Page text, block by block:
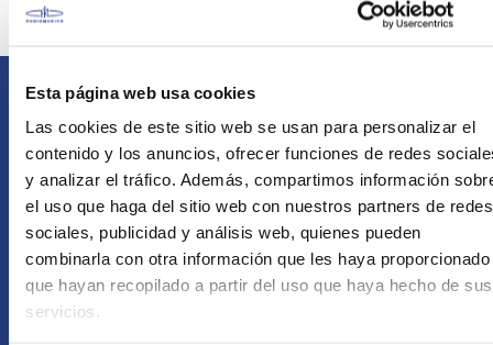
Esta página web usa cookies
Las cookies de este sitio web se usan para personalizar el
contenido y los anuncios, ofrecer funciones de redes
y analizar el tráfico. Además, compartimos información
el uso que haga del sitio web con nuestros partners de redes
sociales, publicidad y análisis web, quienes pueden
combinarla con otra información que les haya proporcionado
que hayan recopilado a partir del uso que haya hecho de sus
servicios.
Atención Postventa
+51 958418476
+51 977624112
Acerca de Nosotros